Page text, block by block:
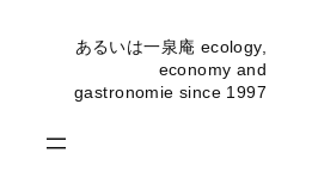
あるいは一泉庵 ecology,
economy and
gastronomie since 1997